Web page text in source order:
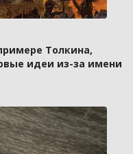
Толкина,
идеи из-за имени